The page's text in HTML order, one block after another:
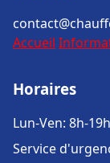
Accueil
Horaires
Lun-Ven: 8h-19h
Service